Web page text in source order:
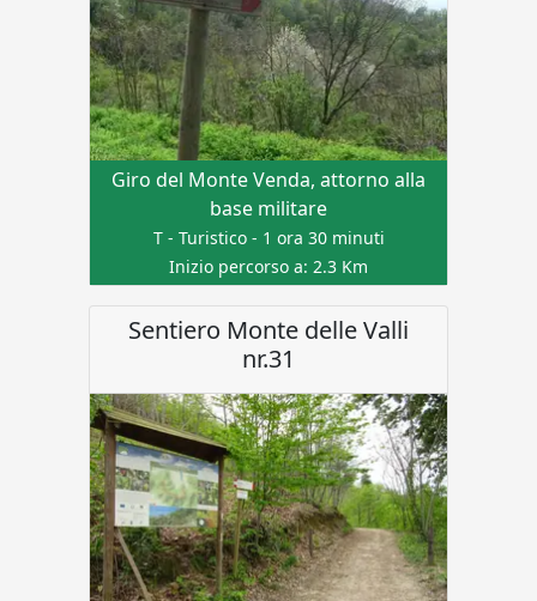
Giro del Monte Venda, attorno alla
base militare
T - Turistico - 1 ora 30 minuti
Inizio percorso a: 2.3 Km
Sentiero Monte delle Valli
nr.31